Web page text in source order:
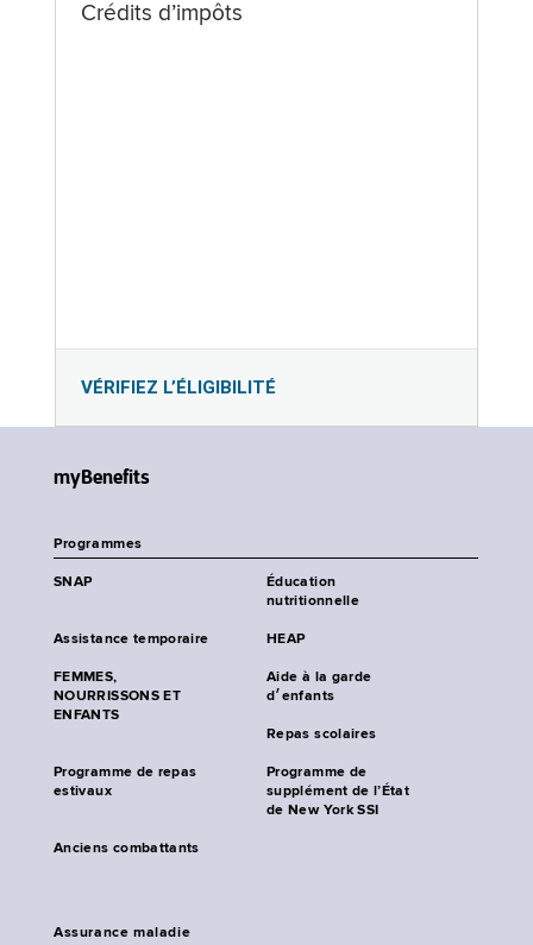
Crédits d’impôts
VÉRIFIEZ L’ÉLIGIBILITÉ
myBenefits
Programmes
SNAP
Éducation
nutritionnelle
Assistance temporaire HEAP
FEMMES,
NOURRISSONS ET
ENFANTS
Aide à la garde
d׳enfants
Repas scolaires
Programme de repas
estivaux
Programme de
supplément de l’État
de New York SSI
Anciens combattants
Assurance maladie